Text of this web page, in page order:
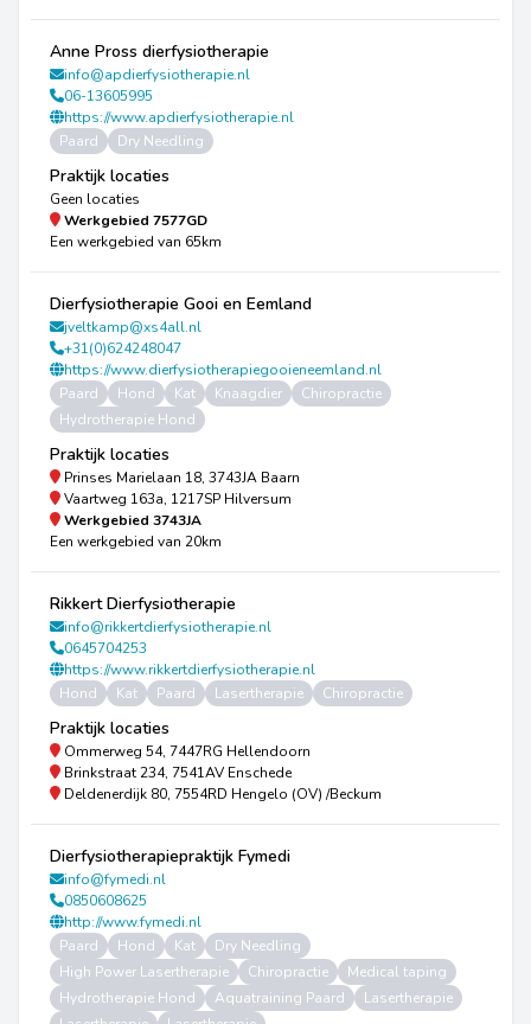
Anne Pross dierfysiotherapie
info@apdierfysiotherapie.nl
06-13605995
https://www.apdierfysiotherapie.nl
Paard
Dry Needling
Praktijk locaties
Geen locaties
Werkgebied 7577GD
Een werkgebied van 65km
Dierfysiotherapie Gooi en Eemland
jveltkamp@xs4all.nl
+31(0)624248047
https://www.dierfysiotherapiegooieneemland.nl
Paard
Hond Kat Knaagdier
Chiropractie
Hydrotherapie Hond
Praktijk locaties
Prinses Marielaan 18, 3743JA Baarn
Vaartweg 163a, 1217SP Hilversum
Werkgebied 3743JA
Een werkgebied van 20km
Rikkert Dierfysiotherapie
info@rikkertdierfysiotherapie.nl
0645704253
https://www.rikkertdierfysiotherapie.nl
Hond
Kat Paard Lasertherapie Chiropractie
Praktijk locaties
Ommerweg 54, 7447RG Hellendoorn
Brinkstraat 234, 7541AV Enschede
Deldenerdijk 80, 7554RD Hengelo (OV) /Beckum
Dierfysiotherapiepraktijk Fymedi
info@fymedi.nl
0850608625
http://www.fymedi.nl
Paard
Hond Kat
Dry Needling
High Power Lasertherapie
Chiropractie
Medical taping
Hydrotherapie Hond
Aquatraining Paard
Lasertherapie